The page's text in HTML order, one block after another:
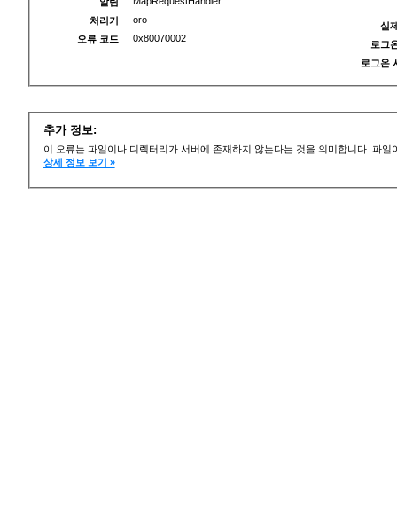
처리기
oro
오류 코드
0x80070002
실
로그
로그온
추가 정보:
이 오류는 파일이나 디렉터리가 서버에 존재하지 않는다는 것을 의미합니다. 파
상세 정보 보기 »